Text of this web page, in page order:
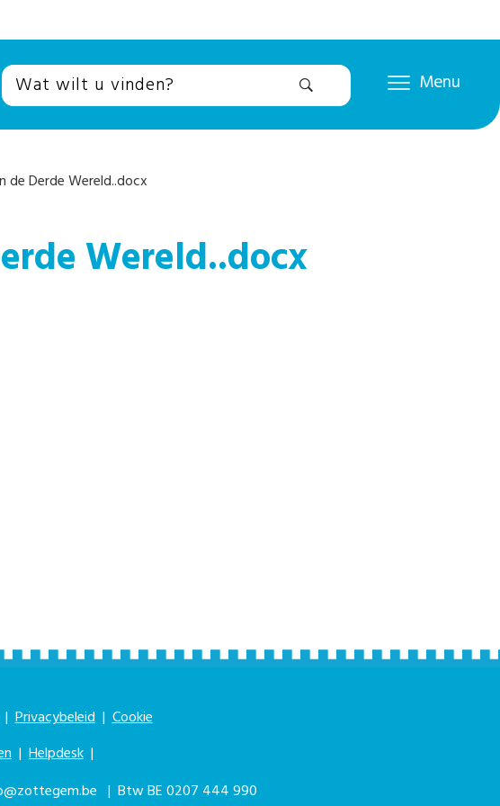
Menu
de Derde Wereld..docx
Wereld..docx
|Privacybeleid |Cookie
| Helpdesk |
| Btw BE 0207 444 990